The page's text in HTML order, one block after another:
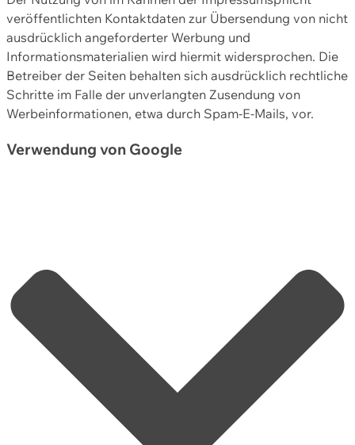
veröffentlichten Kontaktdaten zur Übersendung von nicht
ausdrücklich angeforderter Werbung und
Informationsmaterialien wird hiermit widersprochen. Die
Betreiber der Seiten behalten sich ausdrücklich rechtliche
Schritte im Falle der unverlangten Zusendung von
Werbeinformationen, etwa durch Spam-E-Mails, vor.
Verwendung von Google